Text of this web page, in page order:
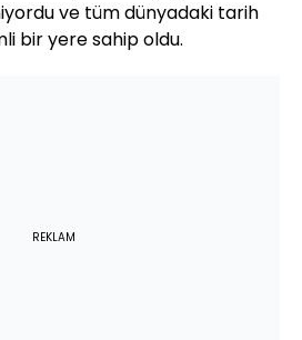
ve tüm dünyadaki tarih
bir yere sahip oldu.
REKLAM